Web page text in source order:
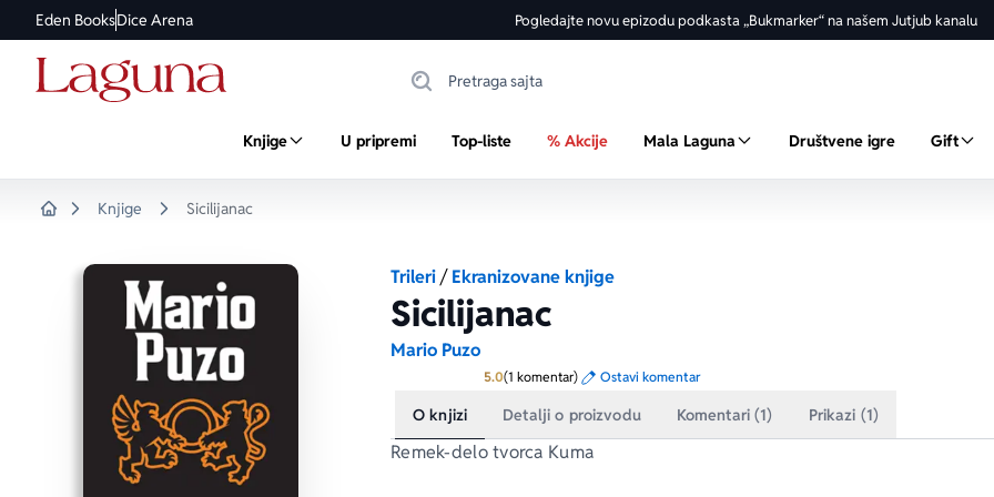
Eden BooksDice Arena Pogledajte novu epizodu podkasta „Bukmarker“ na našem Jutjub kanalu
Knjige U pripremi Top-liste % Akcije Mala Laguna Društvene igre Gift
Knjige Sicilijanac
Trileri/Ekranizovane knjige
Sicilijanac
Mario Puzo
5.0Prosecna ocena je 5.0 od 5
(1 komentar) Ostavi komentar
O knjizi Detalji o proizvodu Komentari (1) Prikazi (1)
Remek-delo tvorca Kuma